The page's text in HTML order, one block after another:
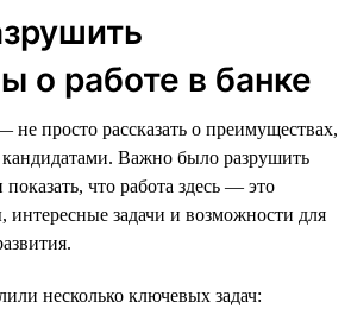
о работе в банке
просто рассказать о преимуществах,
кандидатами. Важно было разрушить
что работа здесь — это
задачи и возможности для
несколько ключевых задач: